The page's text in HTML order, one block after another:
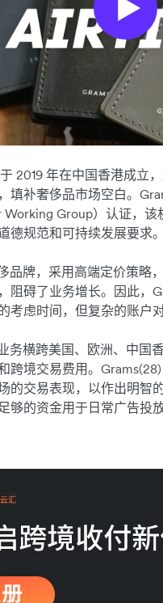
2019 年在中国香港成立
填补奢侈品市场空白。
Group）认证，该
德规范和可持续发展要求。
品牌，采用高端定价策略
阻碍了业务增长。因此，
考虑时间，但复杂的账户
务横跨美国、欧洲、中国
跨境交易费用。
的交易表现，以作出明智
够的资金用于日常广告投